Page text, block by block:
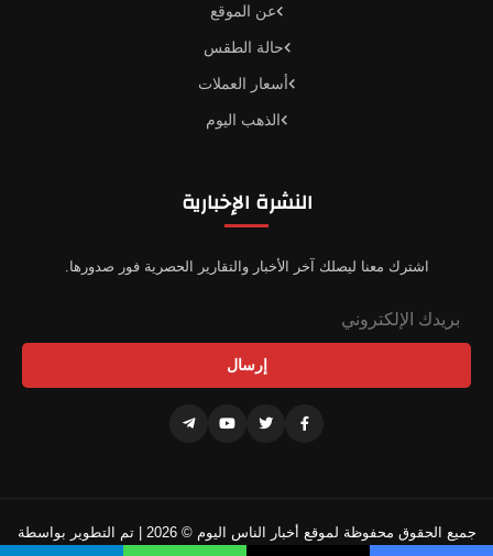
عن الموقع
حالة الطقس
أسعار العملات
الذهب اليوم
النشرة الإخبارية
اشترك معنا ليصلك آخر الأخبار والتقارير الحصرية فور صدورها.
إرسال
جميع الحقوق محفوظة لموقع أخبار الناس اليوم © 2026 | تم التطوير بواسطة